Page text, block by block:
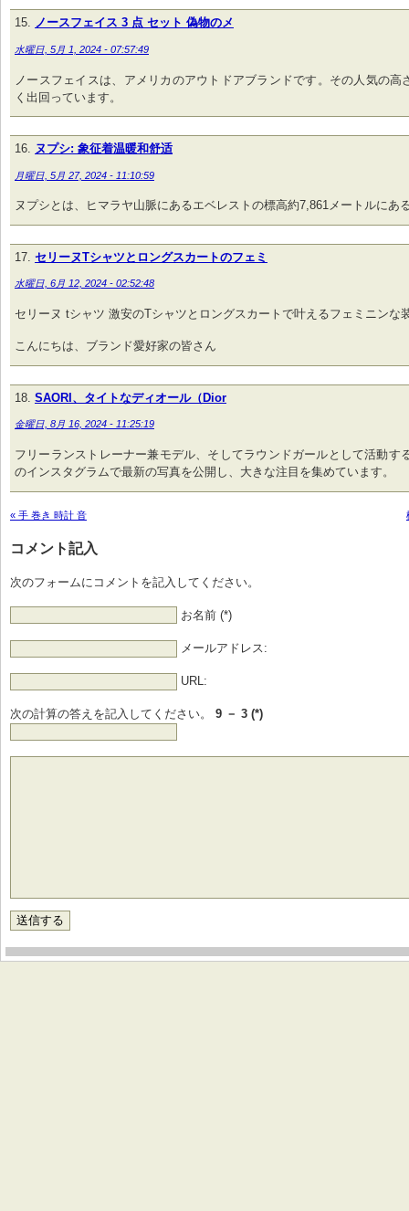
ノースフェイス 3 点 セット 偽物のメ
水曜日, 5月 1, 2024 - 07:57:49
ノースフェイス​は、アメリカのアウトドアブランドです。その人気の高
く出回っています。
ヌプシ: 象征着温暖和舒适
月曜日, 5月 27, 2024 - 11:10:59
ヌプシとは、ヒマラヤ山脈にあるエベレストの標高約7,861メートルにあ
セリーヌTシャツとロングスカートのフェミ
水曜日, 6月 12, 2024 - 02:52:48
セリーヌ tシャツ 激安のTシャツとロングスカートで叶えるフェミニンな
こんにちは、ブランド愛好家の皆さん
SAORI、タイトなディオール（Dior
金曜日, 8月 16, 2024 - 11:25:19
フリーランストレーナー兼モデル、そしてラウンドガールとして活動す
のインスタグラムで最新の写真を公開し、大きな注目を集めています。
« 手 巻き 時計 音
コメント記入
次のフォームにコメントを記入してください。
お名前 (*)
メールアドレス:
URL:
次の計算の答えを記入してください。 9 － 3 (*)